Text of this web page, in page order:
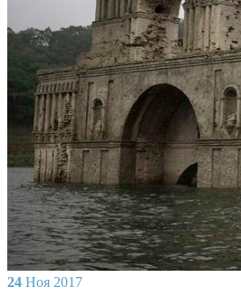
24 Ноя 2017